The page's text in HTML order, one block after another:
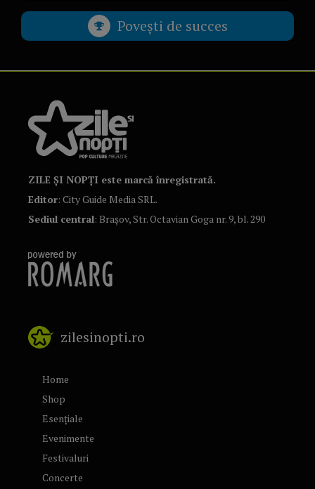
Povești de succes
ZILE ȘI NOPȚI este marcă înregistrată.
Editor: City Guide Media SRL.
Sediul central: Brașov, Str. Octavian Goga nr. 9, bl. 290
zilesinopti.ro
Home
Shop
Esențiale
Evenimente
Festivaluri
Concerte